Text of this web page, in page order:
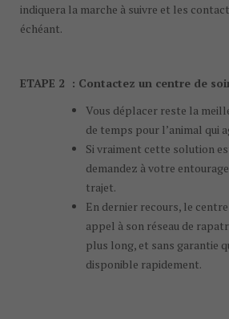
indiquera la marche à suivre et les
échéant.
ETAPE 2 : Contactez un centre de
Vous déplacer reste la
de temps pour l’animal qui
Si vraiment cette solution
demandez à votre
trajet.
En dernier recours, le
appel à son réseau de
plus long, et sans garantie
disponible rapidement.